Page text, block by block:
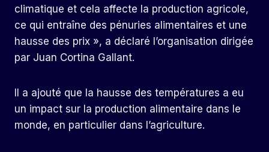
climatique et cela affecte la production agricole,
ce qui entraîne des pénuries alimentaires et une
hausse des prix », a déclaré l’organisation dirigée
par Juan Cortina Gallant.
Il a ajouté que la hausse des températures a eu
un impact sur la production alimentaire dans le
monde, en particulier dans l’agriculture.